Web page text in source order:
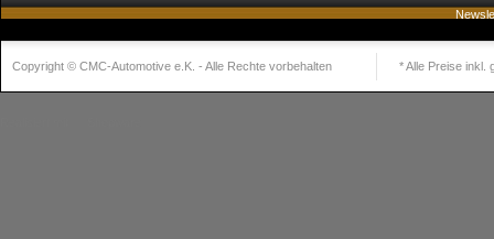
Copyright © CMC-Automotive e.K. - Alle Rechte vorbehalten * Alle Preise